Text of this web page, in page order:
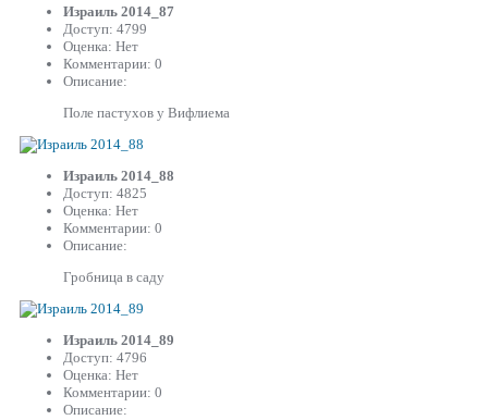
Израиль 2014_87
Доступ: 4799
Оценка: Нет
Комментарии: 0
Описание:
Поле пастухов у Вифлиема
Израиль 2014_88
Доступ: 4825
Оценка: Нет
Комментарии: 0
Описание:
Гробница в саду
Израиль 2014_89
Доступ: 4796
Оценка: Нет
Комментарии: 0
Описание: